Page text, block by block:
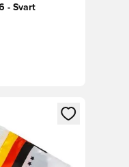
- Svart
logga in eller registrera